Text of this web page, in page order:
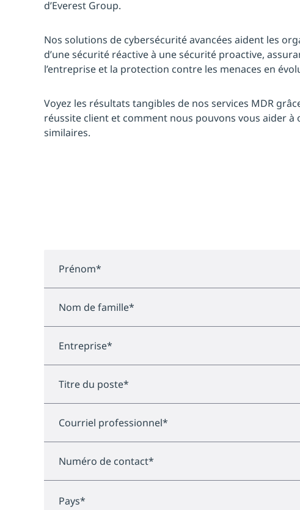
d’Everest Group.
Nos solutions de cybersécurité avancées aident les
d’une sécurité réactive à une sécurité proactive,
l’entreprise et la protection contre les menaces en
Voyez les résultats tangibles de nos services MDR
réussite client et comment nous pouvons vous aider à
similaires.
Prénom*
Nom de famille*
Entreprise*
Titre du poste*
Courriel professionnel*
Numéro de contact*
Pays*